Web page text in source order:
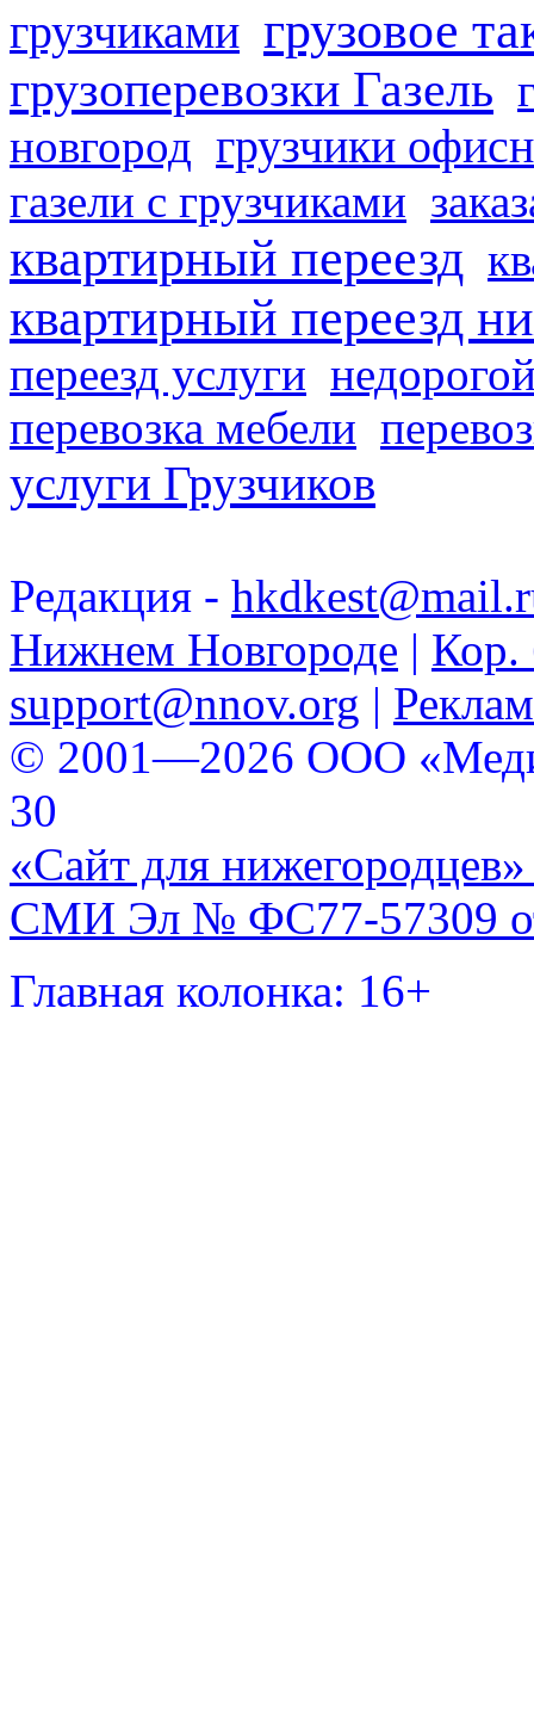
грузчиками грузовое
грузоперевозки Газель
новгород грузчики
газели с грузчиками
квартирный переезд
квартирный переезд
переезд услуги
перевозка мебели
услуги Грузчиков
Редакция -
Нижнем Новгороде | Кор.
support@nnov.org |
© 2001—2026 ООО
30
«Сайт для нижегородцев»
СМИ Эл № ФС77-57309
Главная колонка: 16+